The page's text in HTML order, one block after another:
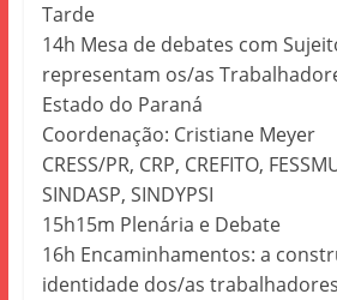
Tarde
14h Mesa de debates com
representam os/as
Estado do Paraná
Coordenação: Cristiane Meyer
CRESS/PR, CRP, CREFITO,
SINDASP, SINDYPSI
15h15m Plenária e Debate
16h Encaminhamentos: a
identidade dos/as